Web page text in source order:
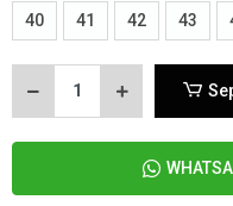
40 41 42 43